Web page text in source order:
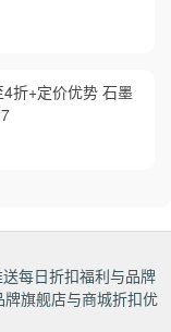
折+定价优势 石墨
每日折扣福利与品牌
旗舰店与商城折扣优